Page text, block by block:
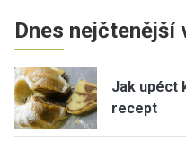
Dnes nejčtenější
Jak upéct
recept